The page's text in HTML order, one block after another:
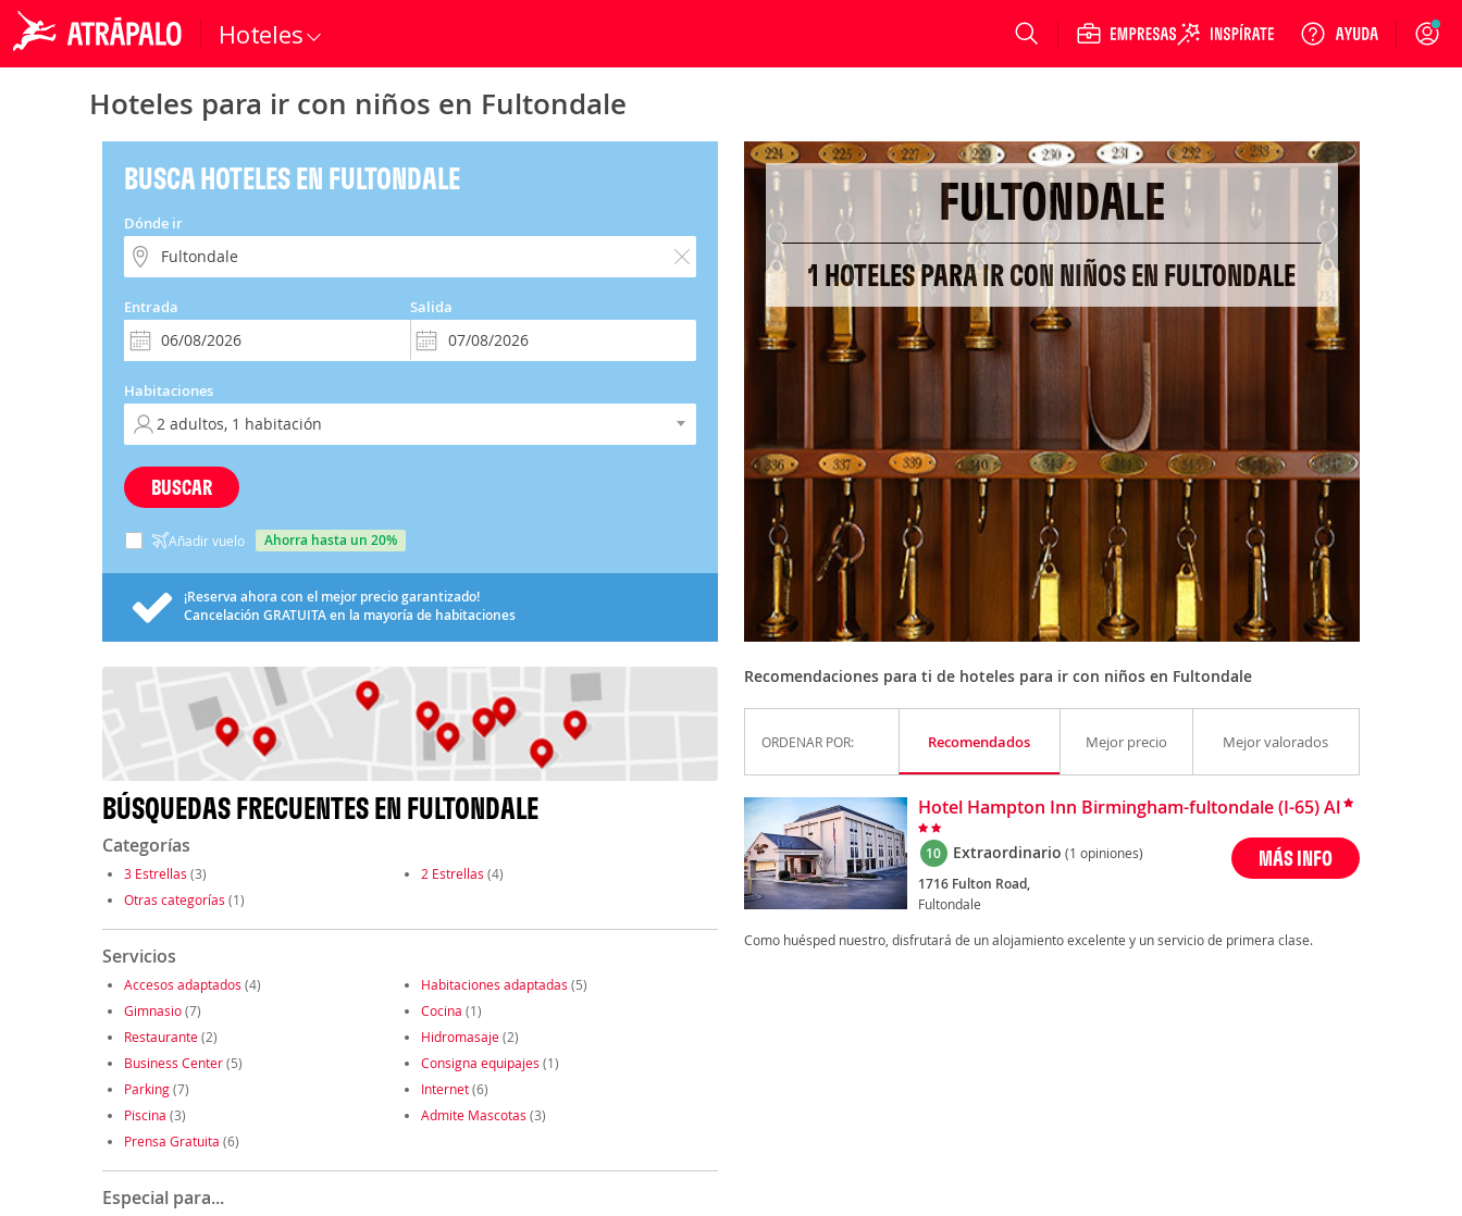
Hoteles Login
Hoteles para ir con niños en Fultondale
BUSCA HOTELES EN FULTONDALE
Dónde ir
Entrada Salida
Habitaciones
BUSCAR
Añadir vuelo ahorra hasta un 20%
¡Reserva ahora con el mejor precio garantizado!
Cancelación GRATUITAen la mayoría de habitaciones
BÚSQUEDAS FRECUENTES EN FULTONDALE
Categorías
3 Estrellas (3) 2 Estrellas (4)
Otras categorías (1)
Servicios
Accesos adaptados (4) Habitaciones adaptadas (5)
Gimnasio(7) Cocina (1)
Restaurante(2) Hidromasaje(2)
Business Center(5) Consigna equipajes (1)
Parking(7) Internet(6)
Piscina (3) Admite Mascotas (3)
Prensa Gratuita (6)
Especial para...
FULTONDALE
1 HOTELES PARA IR CON NIÑOS EN FULTONDALE
Recomendaciones para ti de hoteles para ir con niños en Fultondale
ORDENAR POR: Recomendados Mejor precio Mejor valorados
Hotel Hampton Inn Birmingham-fultondale (I-65) Al
10 Extraordinario (1 opiniones)
1716 Fulton Road,
Fultondale
MÁS INFO
Como huésped nuestro, disfrutará de un alojamiento excelente y un servicio de primera clase.